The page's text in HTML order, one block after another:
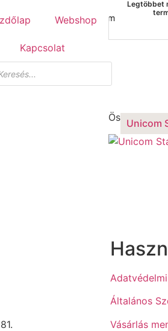
Webshop
Kapcsolat
Legtöbbet
Medium
Renaissance
Összesen 1
Unicom
Általános
Vásárlás